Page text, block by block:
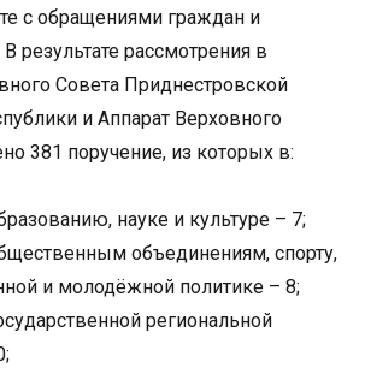
с обращениями граждан и
результате рассмотрения в
Совета Приднестровской
и Аппарат Верховного
381 поручение, из которых в:
науке и культуре – 7;
объединениям, спорту,
и молодёжной политике – 8;
региональной